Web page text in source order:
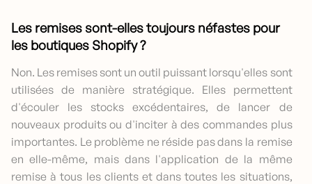
Les remises sont-elles toujours néfastes pour
les boutiques Shopify ?
Non. Les remises sont un outil puissant lorsqu'elles sont
utilisées de manière stratégique. Elles permettent
d'écouler les stocks excédentaires, de lancer de
nouveaux produits ou d'inciter à des commandes plus
importantes. Le problème ne réside pas dans la remise
en elle-même, mais dans l'application de la même
remise à tous les clients et dans toutes les situations,